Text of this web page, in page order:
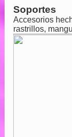
Soportes
Accesorios
rastrillos,